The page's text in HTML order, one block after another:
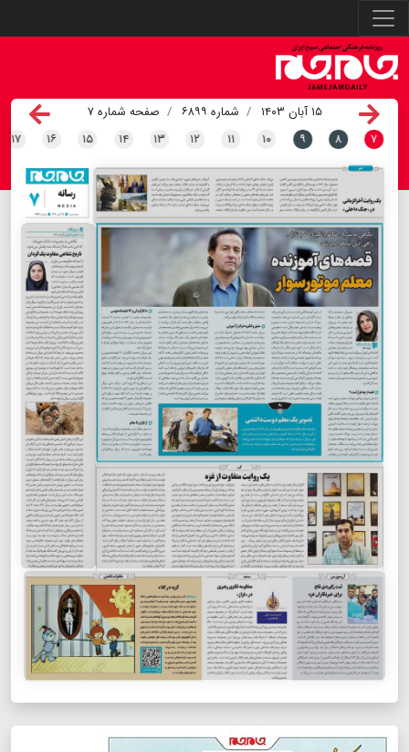
۱۵ آبان ۱۴۰۳ شماره ۶۸۹۹
صفحه شماره ۷
۷ ۸ ۹ ۱۰ ۱۱ ۱۲ ۱۳ ۱۴ ۱۵ ۱۶ ۱۷